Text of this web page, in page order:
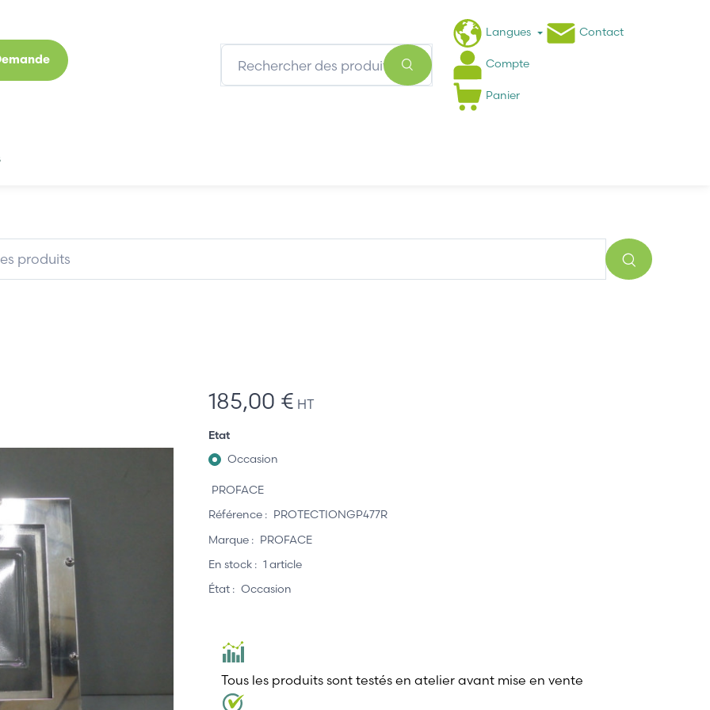
Langues Contact
Compte
Panier
185,00 € HT
Etat
Occasion
PROFACE
Référence : PROTECTIONGP477R
Marque : PROFACE
En stock : 1 article
État : Occasion
Tous les produits sont testés en atelier avant mise en vente